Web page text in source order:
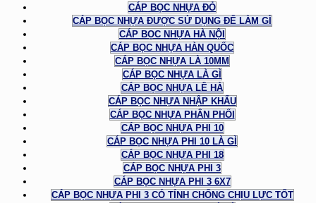
CÁP BỌC NHỰA ĐỎ
CÁP BỌC NHỰA ĐƯỢC SỬ DỤNG ĐỂ LÀM GÌ
CÁP BỌC NHỰA HÀ NỘI
CÁP BỌC NHỰA HÀN QUỐC
CÁP BỌC NHỰA LÀ 10MM
CÁP BỌC NHỰA LÀ GÌ
CÁP BỌC NHỰA LÊ HÀ
CÁP BỌC NHỰA NHẬP KHẨU
CÁP BỌC NHỰA PHÂN PHỐI
CÁP BỌC NHỰA PHI 10
CÁP BỌC NHỰA PHI 10 LÀ GÌ
CÁP BỌC NHỰA PHI 18
CÁP BỌC NHỰA PHI 3
CÁP BỌC NHỰA PHI 3 6X7
CÁP BỌC NHỰA PHI 3 CÓ TÍNH CHỐNG CHỊU LỰC TỐT